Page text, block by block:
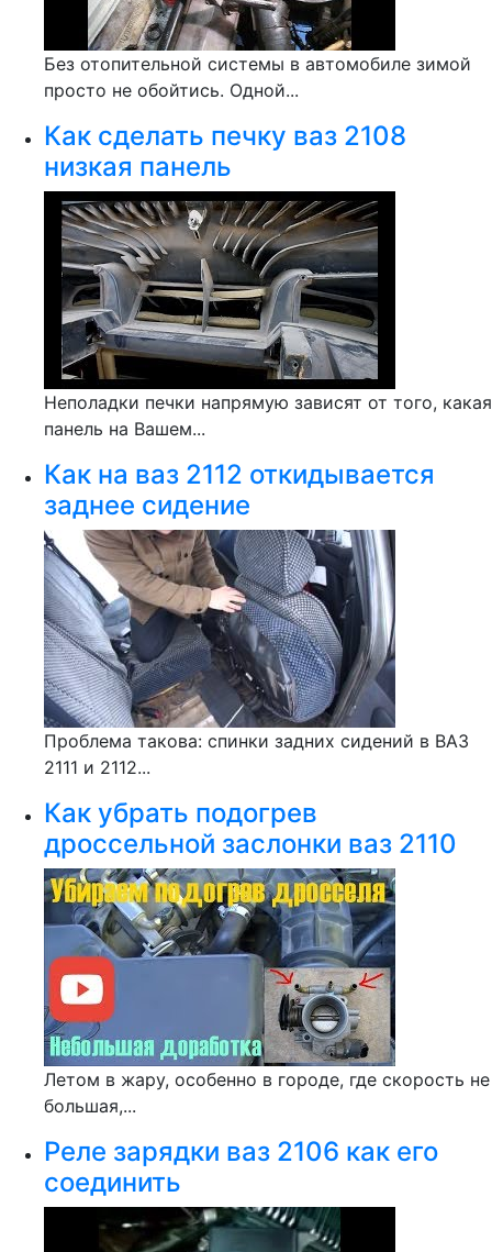
Без отопительной системы в автомобиле зимой
просто не обойтись. Одной...
Как сделать печку ваз 2108
низкая панель
Неполадки печки напрямую зависят от того, какая
панель на Вашем...
Как на ваз 2112 откидывается
заднее сидение
Проблема такова: спинки задних сидений в ВАЗ
2111 и 2112...
Как убрать подогрев
дроссельной заслонки ваз 2110
Летом в жару, особенно в городе, где скорость не
большая,...
Реле зарядки ваз 2106 как его
соединить